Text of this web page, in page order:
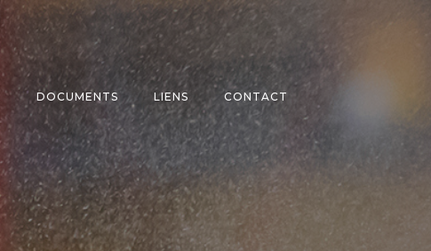
DOCUMENTS LIENS CONTACT